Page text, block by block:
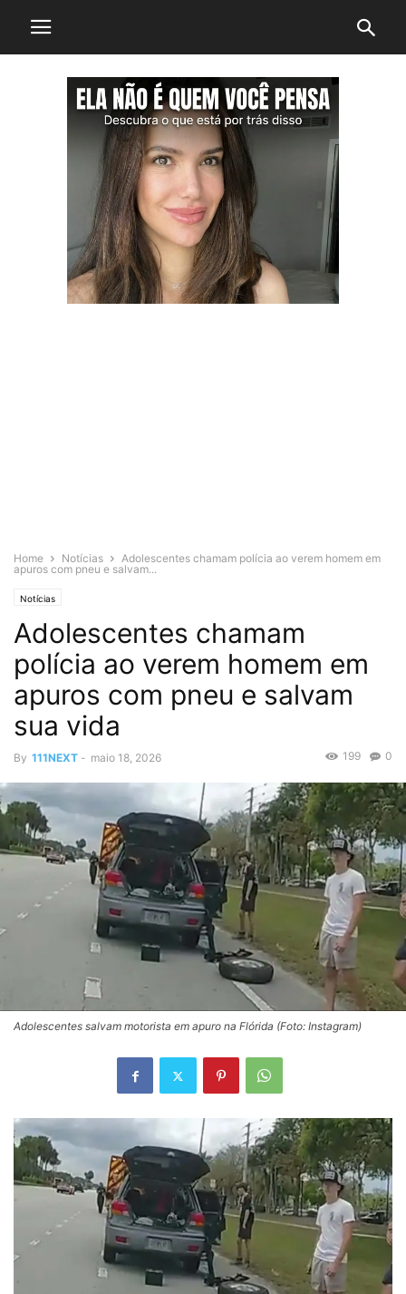
Home Notícias
Adolescentes chamam polícia ao verem homem em
apuros com pneu e salvam...
Notícias
Adolescentes chamam
polícia ao verem homem em
apuros com pneu e salvam
sua vida
By 111NEXT - maio 18, 2026 0
199
Adolescentes salvam motorista em apuro na Flórida (Foto: Instagram)